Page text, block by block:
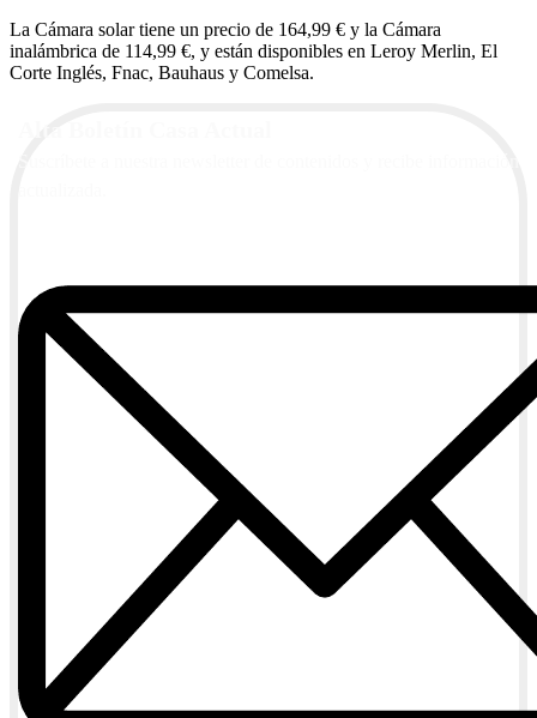
La Cámara solar tiene un precio de 164,99 € y la Cámara
inalámbrica de 114,99 €, y están disponibles en Leroy Merlin, El
Corte Inglés, Fnac, Bauhaus y Comelsa.